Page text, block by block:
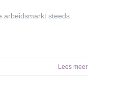
arbeidsmarkt steeds
Lees meer